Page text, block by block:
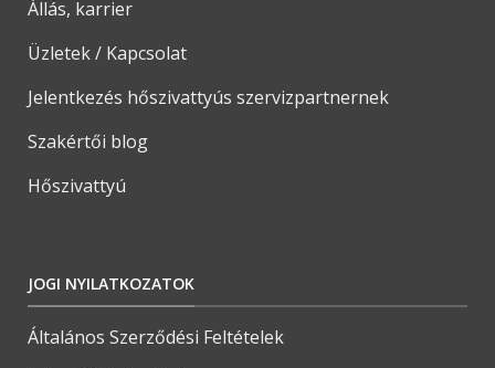
Állás, karrier
Üzletek / Kapcsolat
Jelentkezés hőszivattyús szervizpartnernek
Szakértői blog
Hőszivattyú
JOGI NYILATKOZATOK
Általános Szerződési Feltételek